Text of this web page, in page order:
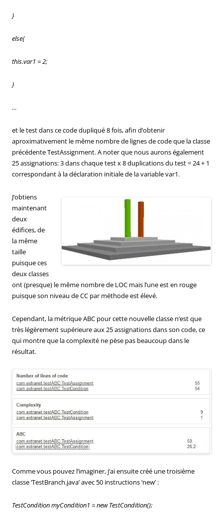
}
else{
this.var1 = 2;
}
…
et le test dans ce code dupliqué 8 fois, afin d’obtenir
aproximativement le même nombre de lignes de code que la classe
précédente TestAssignment. A noter que nous aurons également
25 assignations: 3 dans chaque test x 8 duplications du test = 24 + 1
correspondant à la déclaration initiale de la variable var1.
J’obtiens
maintenant
deux
édifices, de
la même
taille
puisque ces
deux classes
ont (presque) le même nombre de LOC mais l’une est en rouge
puisque son niveau de CC par méthode est élevé.
Cependant, la métrique ABC pour cette nouvelle classe n’est que
très légèrement supérieure aux 25 assignations dans son code, ce
qui montre que la complexité ne pèse pas beaucoup dans le
résultat.
Comme vous pouvez l’imaginer, j’ai ensuite créé une troisième
classe ‘TestBranch.java’ avec 50 instructions ‘new’ :
TestCondition myCondition1 = new TestCondition();